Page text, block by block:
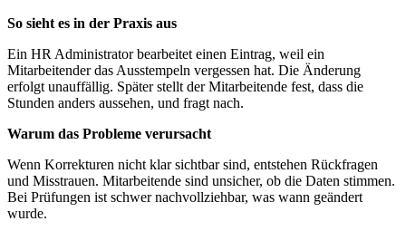
So sieht es in der Praxis aus
Ein HR Administrator bearbeitet einen Eintrag, weil ein
Mitarbeitender das Ausstempeln vergessen hat. Die Änderung
erfolgt unauffällig. Später stellt der Mitarbeitende fest, dass die
Stunden anders aussehen, und fragt nach.
Warum das Probleme verursacht
Wenn Korrekturen nicht klar sichtbar sind, entstehen Rückfragen
und Misstrauen. Mitarbeitende sind unsicher, ob die Daten stimmen.
Bei Prüfungen ist schwer nachvollziehbar, was wann geändert
wurde.